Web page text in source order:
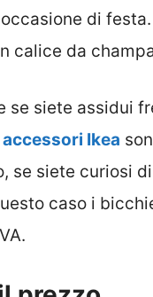
di
calice da
se siete assidui
Ikea
se siete curiosi
caso i